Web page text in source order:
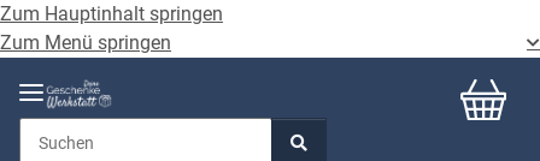
Zum Hauptinhalt springen
Zum Menü springen